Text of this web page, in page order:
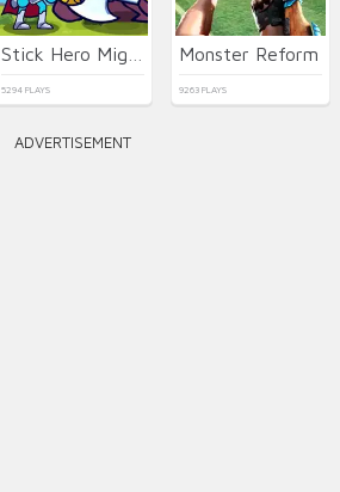
5294 PLAYS
Monster Reform
9263 PLAYS
ADVERTISEMENT